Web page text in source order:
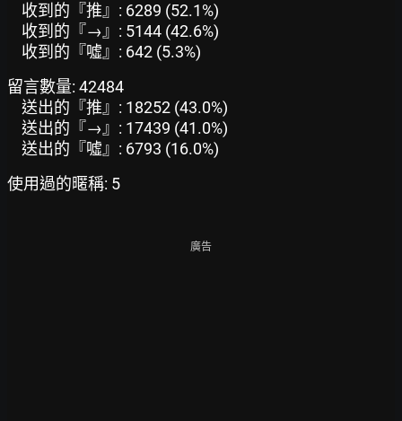
收到的『推』: 6289 (52.1%)
收到的『→』: 5144 (42.6%)
收到的『噓』: 642 (5.3%)
留言數量: 42484
送出的『推』: 18252 (43.0%)
送出的『→』: 17439 (41.0%)
送出的『噓』: 6793 (16.0%)
使用過的暱稱: 5
廣告